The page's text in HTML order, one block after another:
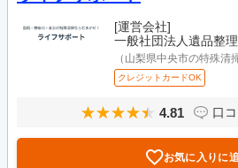
[運営会社]
一般社団法人遺品整
（山梨県中央市の特殊清
クレジットカードOK
4.81 口
お気に入りに